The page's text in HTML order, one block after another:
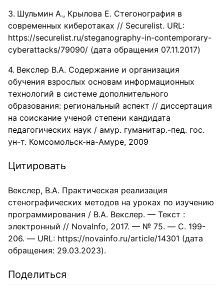
Шульмин А., Крылова Е. Стегонография в
современных киберотаках // Securelist. URL:
https://securelist.ru/steganography-in-contemporary-
cyberattacks/79090/ (дата обращения 07.11.2017)
Векслер В.А. Cодержание и организация
обучения взрослых основам информационных
технологий в системе дополнительного
образования: региональный аспект // диссертация
на соискание ученой степени кандидата
педагогических наук / амур. гуманитар.-пед. гос.
ун-т. Комсомольск-на-Амуре, 2009
Цитировать
Векслер, В.А. Практическая реализация
стенографических методов на уроках по изучению
программирования / В.А. Векслер. — Текст :
электронный // NovaInfo, 2017. — № 75. — С. 199-
206. — URL: https://novainfo.ru/article/14301 (дата
обращения: 29.03.2023).
Поделиться